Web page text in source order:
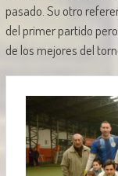
pasado. Su otro
del primer partido
de los mejores del